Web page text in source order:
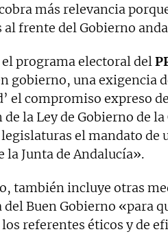
más relevancia
al frente del Gobierno
programa electoral del
gobierno, una exigencia
el compromiso expreso
la Ley de Gobierno de
el mandato de
la Junta de Andalucía».
también incluye otras
del Buen Gobierno «para
los referentes éticos y de